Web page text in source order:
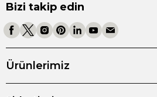
Bizi takip edin
Ürünlerimiz